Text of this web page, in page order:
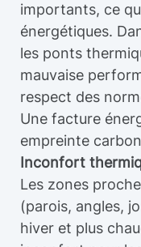
importants, ce
énergétiques.
les ponts
mauvaise
respect des
Une facture
empreinte
Inconfort
Les zones
(parois, angles,
hiver et plus